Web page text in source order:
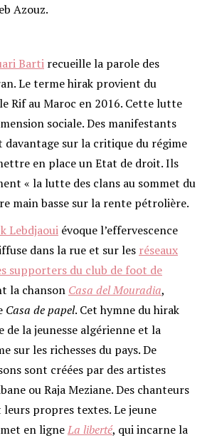
Azouz.
Barti recueille la parole des
Le terme hirak provient du
Rif au Maroc en 2016. Cette lutte
sociale. Des manifestants
davantage sur la critique du régime
en place un Etat de droit. Ils
« la lutte des clans au sommet du
main basse sur la rente pétrolière.
Lebdjaoui évoque l’effervescence
dans la rue et sur les réseaux
supporters du club de foot de
la chanson Casa del Mouradia,
Casa de papel. Cet hymne du hirak
de la jeunesse algérienne et la
sur les richesses du pays. De
sont créées par des artistes
ou Raja Meziane. Des chanteurs
propres textes. Le jeune
en ligneLa liberté, qui incarne la